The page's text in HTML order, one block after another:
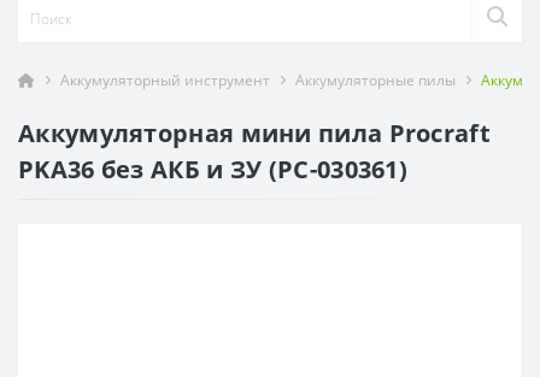
Аккумуляторный инструмент Аккумуляторные пилы
Аккумуляторная мини пила Procraft
PKA36 без АКБ и ЗУ (PC-030361)